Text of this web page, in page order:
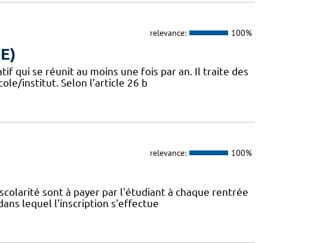
relevance: 100%
qui se réunit au moins une fois par an. Il traite des
institut. Selon l’article 26 b
relevance: 100%
sont à payer par l'étudiant à chaque rentrée
lequel l'inscription s'effectue